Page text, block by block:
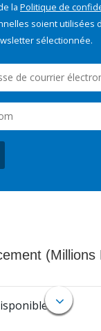
la Politique de
soient utilisées
sélectionnée.
(Millions